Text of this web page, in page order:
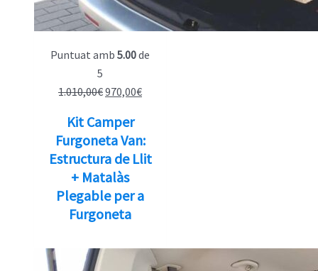
Puntuat amb 5.00de
5
1.010,00€El
original
era:
1.010,00€.
970,00€El
és:
970,00€.
Kit Camper
Furgoneta Van:
Estructura de Llit
+ Matalàs
Plegable per a
Furgoneta